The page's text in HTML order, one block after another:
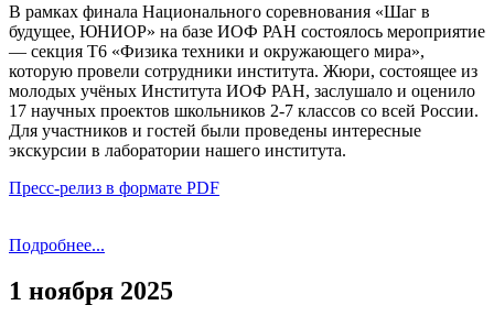
В рамках финала Национального соревнования «Шаг в
будущее, ЮНИОР» на базе ИОФ РАН состоялось мероприятие
— секция Т6 «Физика техники и окружающего мира»,
которую провели сотрудники института. Жюри, состоящее из
молодых учёных Института ИОФ РАН, заслушало и оценило
17 научных проектов школьников 2-7 классов со всей России.
Для участников и гостей были проведены интересные
экскурсии в лаборатории нашего института.
Пресс-релиз в формате PDF
Подробнее...
1 ноября 2025